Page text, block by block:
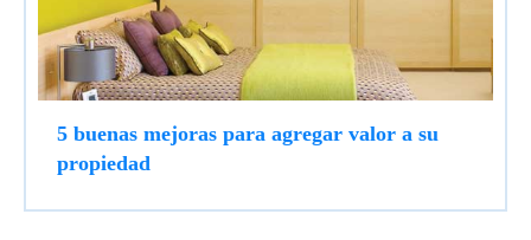
5 buenas mejoras para agregar valor a su
propiedad